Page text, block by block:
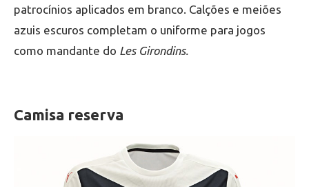
patrocínios aplicados em branco. Calções e meiões
azuis escuros completam o uniforme para jogos
como mandante do Les Girondins.
Camisa reserva